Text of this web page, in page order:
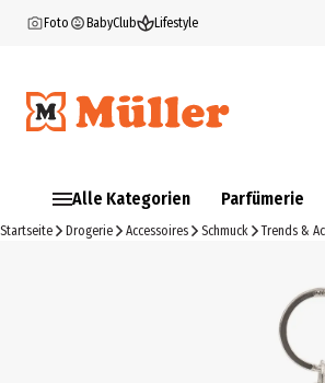
Foto BabyClub Lifestyle
Alle Kategorien Parfümerie
Startseite Drogerie Accessoires Schmuck Trends &